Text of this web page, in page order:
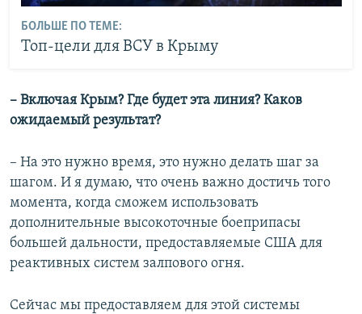
БОЛЬШЕ ПО ТЕМЕ:
Топ-цели для ВСУ в Крыму
– Включая Крым? Где будет эта линия? Каков
ожидаемый результат?
– На это нужно время, это нужно делать шаг за
шагом. И я думаю, что очень важно достичь того
момента, когда сможем использовать
дополнительные высокоточные боеприпасы
большей дальности, предоставляемые США для
реактивных систем залпового огня.
Сейчас мы предоставляем для этой системы